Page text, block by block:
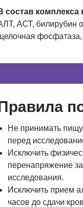
состав комплекса
АСТ, билирубин
Не принимать
перед
Исключить
перенапряжение
исследования.
Исключить прием
часов до сдачи